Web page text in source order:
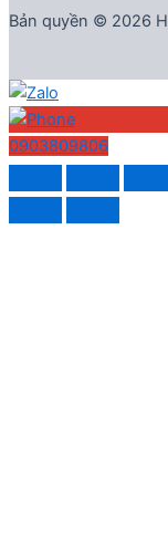
Bản quyền © 2026
0903809806